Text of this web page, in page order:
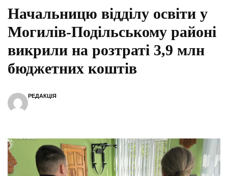
Начальницю відділу освіти у
Могилів-Подільському районі
викрили на розтраті 3,9 млн
бюджетних коштів
РЕДАКЦІЯ